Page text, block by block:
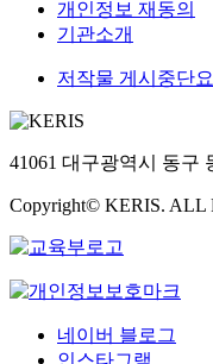
개인정보 재동의
기관소개
저작물 게시중단
41061 대구광역시 동구
Copyright© KERIS. ALL
네이버 블로그
인스타그램